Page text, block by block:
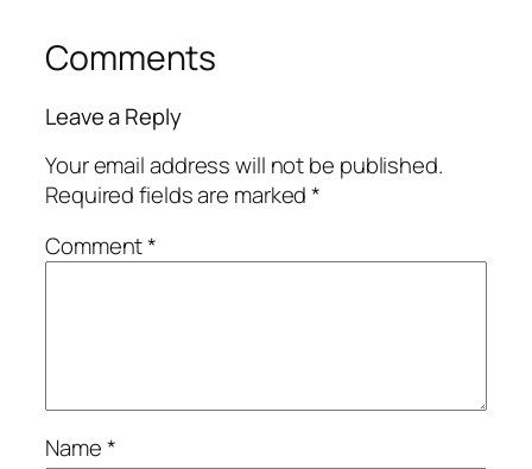
Comments
Leave a Reply
Your email address will not be published.
Required fields are marked*
Comment*
Name*